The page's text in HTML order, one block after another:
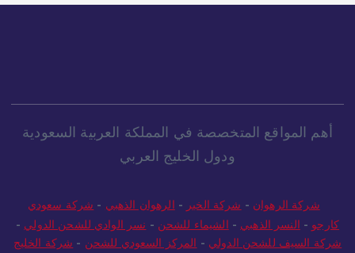
أهم المواقع المتخصصة في المملكة العربية السعودية
ودول الخليج العربي
شركة الرهوان - شركة الخير - الرهوان الذهبي - شركة سعودي
كارجو - النسر الذهبي - الشيماء للشحن - نسر الوادي للشحن الدولي -
شركة السيف للشحن الدولي - المركز السعودي للشحن - شركة الخليج